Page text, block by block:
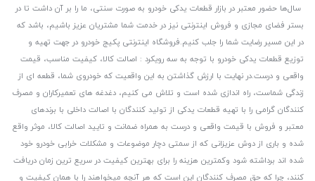
سال‌ها حضور معتبر در بازار قطعات یدکی خودرو به صورت سنتی، ما را بر آن داشت تا در
بستر فضای مجازی و فروش اینترنتی نیز در خدمت شما مشتریان عزیز باشیم، باشد که
در این مسیر رضایت شما را جلب کنیم.فروشگاه اینترنتی پکیج خودرو در جهت تهیه و
توزیع قطعات یدکی خودرو با توجه به سه رویکرد : اصالت کالا، کیفیت مناسب، قیمت
واقعی و درست.در نهایت با ارزش گذاشتن به این واقعیت که خودروی شما، قطعه ای از
زندگی شماست، راه اندازی شده است و تلاش می کنیم، دغدغه های تعمیرکاران و مصرف
کنندگان گرامی را با تهیه قطعات یدکی از تولید کنندگان با اصالت داخلی با برندهای
معتبر و فروش با قیمت واقعی و درست به همراه ضمانت و تایید اصالت کالا، موثر واقع
شده و باری از دوش عزیزانی که از سمتی دچار موضوعات و مشکلات خرابی خودرو خود
شده اند برداشته شود و‌کمترین هزینه را برای بهترین کیفیت در سریع ترین زمان دریافت
کنند، چرا که حق مصرف کنندگان این است که هر آنچه میخواهند را با همان کیفیت و